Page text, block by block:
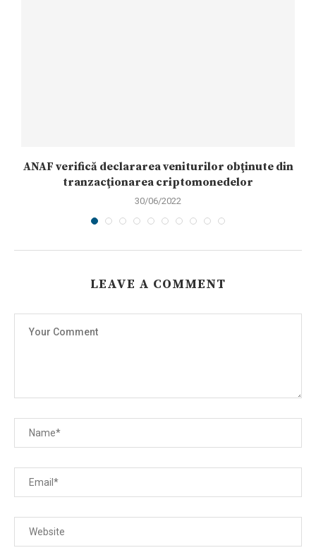
ANAF verifică declararea veniturilor obţinute din
tranzacţionarea criptomonedelor
30/06/2022
LEAVE A COMMENT